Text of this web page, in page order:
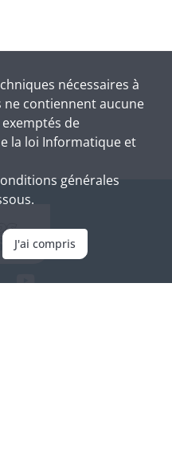
nécessaires à
contiennent aucune
de
la loi Informatique et
générales
J'ai compris